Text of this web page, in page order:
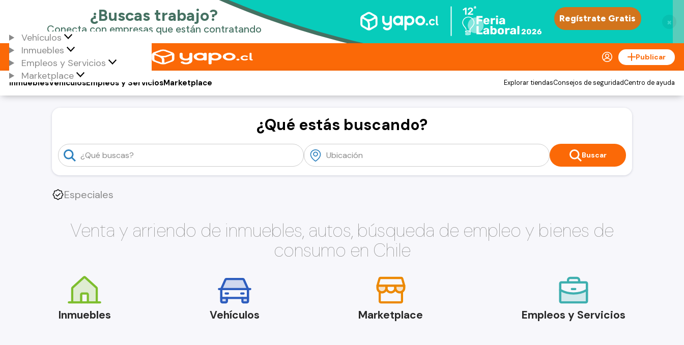
×
Vehículos
Inmuebles
Empleos y Servicios
Marketplace
Publicar
Vehículos
Inmuebles Empleos y ServiciosMarketplace Explorar tiendasConsejos de seguridadCentro de ayuda
¿Qué estás buscando?
Buscar
Especiales
Venta y arriendo de inmuebles, autos, búsqueda de empleo y bienes de
consumo en Chile
Inmuebles Vehículos Marketplace Empleos y Servicios